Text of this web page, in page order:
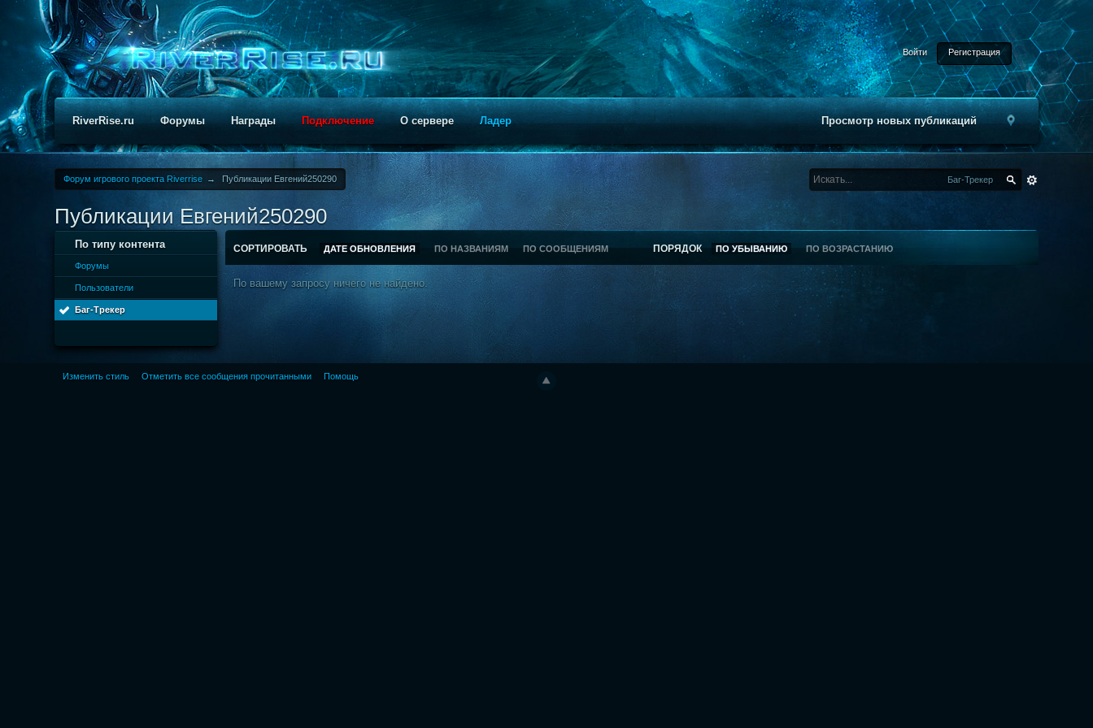
Войти Регистрация
Просмотр новых публикаций
RiverRise.ru Форумы Награды Подключение О сервере Ладер
Форум игрового проекта Riverrise → Публикации Евгений250290 Баг-Трекер
Публикации Евгений250290
По типу контента
Форумы
Пользователи
Баг-Трекер
СОРТИРОВАТЬ ДАТЕ ОБНОВЛЕНИЯ ПО НАЗВАНИЯМ ПО СООБЩЕНИЯМ ПОРЯДОК ПО УБЫВАНИЮ ПО ВОЗРАСТАНИЮ
По вашему запросу ничего не найдено.
Изменить стиль Отметить все сообщения прочитанными Помощь